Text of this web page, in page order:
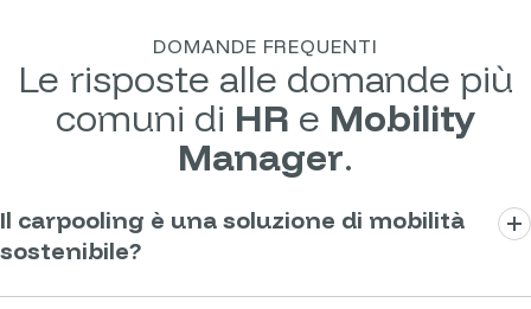
DOMANDE FREQUENTI
Le risposte alle domande più
comuni di HR e Mobility
Manager.
Il carpooling è una soluzione di mobilità
sostenibile?